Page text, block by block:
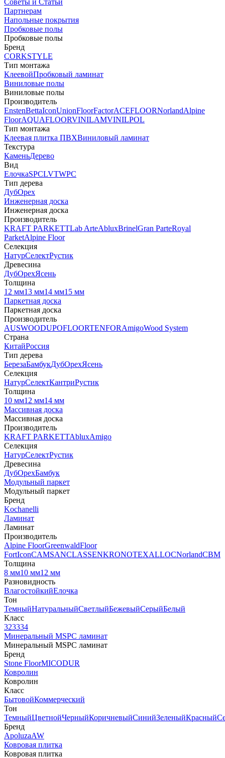
Советы и Статьи
Партнерам
Напольные покрытия
Пробковые полы
Пробковые полы
Бренд
CORKSTYLE
Тип монтажа
КлеевойПробковый ламинат
Виниловые полы
Виниловые полы
Производитель
EnstenBettaIconUnionFloorFactorACEFLOORNorlandAlpine
FloorAQUAFLOORVINILAMVINILPOL
Тип монтажа
Клеевая плитка ПВХВиниловый ламинат
Текстура
КаменьДерево
Вид
ЕлочкаSPCLVTWPC
Тип дерева
ДубОрех
Инженерная доска
Инженерная доска
Производитель
KRAFT PARKETTLab ArteAbluxBrinelGran ParteRoyal
ParketAlpine Floor
Селекция
НатурСелектРустик
Древесина
ДубОрехЯсень
Толщина
12 мм13 мм14 мм15 мм
Паркетная доска
Паркетная доска
Производитель
AUSWOODUPOFLOORTENFORAmigoWood System
Страна
КитайРоссия
Тип дерева
БерезаБамбукДубОрехЯсень
Селекция
НатурСелектКантриРустик
Толщина
10 мм12 мм14 мм
Массивная доска
Массивная доска
Производитель
KRAFT PARKETTAbluxAmigo
Селекция
НатурСелектРустик
Древесина
ДубОрехБамбук
Модульный паркет
Модульный паркет
Бренд
Kochanelli
Ламинат
Ламинат
Производитель
Alpine FloorGreenwaldFloor
FortIconCAMSANCLASSENKRONOTEXALLOCNorlandCBM
Толщина
8 мм10 мм12 мм
Разновидность
ВлагостойкийЕлочка
Тон
ТемныйНатуральныйСветлыйБежевыйСерыйБелый
Класс
323334
Минеральный MSPC ламинат
Минеральный MSPC ламинат
Бренд
Stone FloorMICODUR
Ковролин
Ковролин
Класс
БытовойКоммерческий
Тон
ТемныйЦветнойЧерныйКоричневыйСинийЗеленыйКрасный
Бренд
ApoluzaAW
Ковровая плитка
Ковровая плитка